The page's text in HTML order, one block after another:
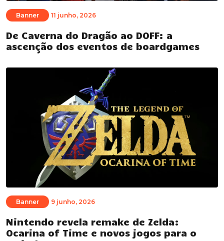
Banner 11 junho, 2026
De Caverna do Dragão ao DOFF: a
ascenção dos eventos de boardgames
Banner 9 junho, 2026
Nintendo revela remake de Zelda:
Ocarina of Time e novos jogos para o